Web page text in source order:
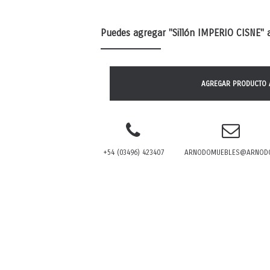
Puedes agregar "Sillón IMPERIO CISNE"
AGREGAR PRODUCTO
+54 (03496) 423407